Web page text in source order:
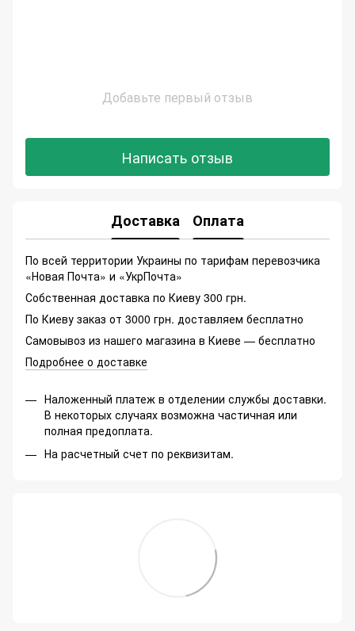
Добавьте первый отзыв
Написать отзыв
Доставка Оплата
По всей территории Украины по тарифам перевозчика
«Новая Почта» и «УкрПочта»
Собственная доставка по Киеву 300 грн.
По Киеву заказ от 3000 грн. доставляем бесплатно
Самовывоз из нашего магазина в Киеве — бесплатно
Подробнее о доставке
Наложенный платеж в отделении службы доставки.
В некоторых случаях возможна частичная или
полная предоплата.
На расчетный счет по реквизитам.